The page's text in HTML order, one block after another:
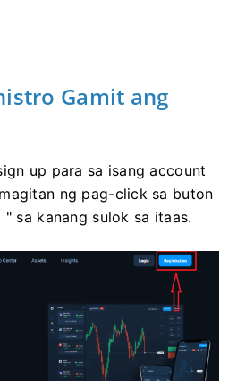
Gamit ang
up para sa isang account
ng pag-click sa buton
" sa kanang sulok sa itaas.